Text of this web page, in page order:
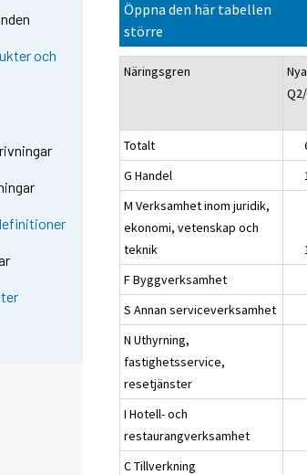
och
Öppna den här tabellen
större
Näringsgren
Nya
Totalt
G Handel
M Verksamhet inom juridik,
ekonomi, vetenskap och
teknik
F Byggverksamhet
S Annan serviceverksamhet
N Uthyrning,
fastighetsservice,
resetjänster
I Hotell- och
restaurangverksamhet
C Tillverkning